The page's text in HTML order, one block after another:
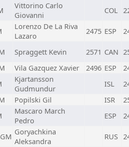
Vittorino Carlo
Giovanni
COL
Lorenzo De La Riva
Lazaro
2475 ESP
Spraggett Kevin 2571 CAN
Vila Gazquez Xavier 2496 ESP
Kjartansson
Gudmundur
ISL
Popilski Gil ISR
Mascaro March
Pedro
ESP
Goryachkina
Aleksandra
RUS